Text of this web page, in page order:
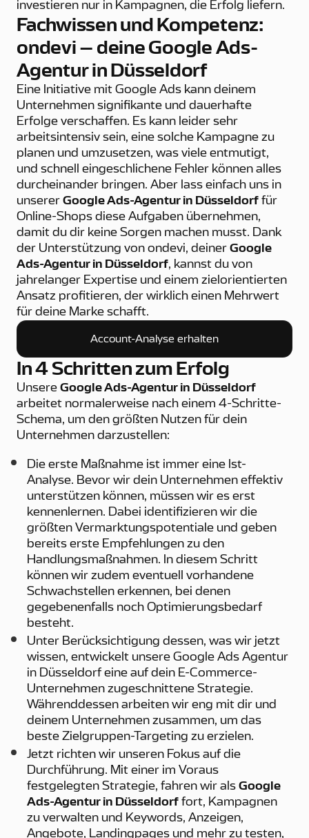
investieren nur in Kampagnen, die Erfolg liefern.
Fachwissen und Kompetenz:
ondevi – deine Google Ads-
Agentur in Düsseldorf
Eine Initiative mit Google Ads kann deinem
Unternehmen signifikante und dauerhafte
Erfolge verschaffen. Es kann leider sehr
arbeitsintensiv sein, eine solche Kampagne zu
planen und umzusetzen, was viele entmutigt,
und schnell eingeschlichene Fehler können alles
durcheinander bringen. Aber lass einfach uns in
unserer Google Ads-Agentur in Düsseldorf für
Online-Shops diese Aufgaben übernehmen,
damit du dir keine Sorgen machen musst. Dank
der Unterstützung von ondevi, deiner Google
Ads-Agentur in Düsseldorf, kannst du von
jahrelanger Expertise und einem zielorientierten
Ansatz profitieren, der wirklich einen Mehrwert
für deine Marke schafft.
Account-Analyse erhalten
In 4 Schritten zum Erfolg
Unsere Google Ads-Agentur in Düsseldorf
arbeitet normalerweise nach einem 4-Schritte-
Schema, um den größten Nutzen für dein
Unternehmen darzustellen:
Die erste Maßnahme ist immer eine Ist-
Analyse. Bevor wir dein Unternehmen effektiv
unterstützen können, müssen wir es erst
kennenlernen. Dabei identifizieren wir die
größten Vermarktungspotentiale und geben
bereits erste Empfehlungen zu den
Handlungsmaßnahmen. In diesem Schritt
können wir zudem eventuell vorhandene
Schwachstellen erkennen, bei denen
gegebenenfalls noch Optimierungsbedarf
besteht.
Unter Berücksichtigung dessen, was wir jetzt
wissen, entwickelt unsere Google Ads Agentur
in Düsseldorf eine auf dein E-Commerce-
Unternehmen zugeschnittene Strategie.
Währenddessen arbeiten wir eng mit dir und
deinem Unternehmen zusammen, um das
beste Zielgruppen-Targeting zu erzielen.
Jetzt richten wir unseren Fokus auf die
Durchführung. Mit einer im Voraus
festgelegten Strategie, fahren wir als Google
Ads-Agentur in Düsseldorf fort, Kampagnen
zu verwalten und Keywords, Anzeigen,
Angebote, Landingpages und mehr zu testen,